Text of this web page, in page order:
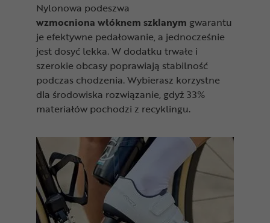
Nylonowa podeszwa
wzmocniona włóknem szklanym gwarantu
je efektywne pedałowanie, a jednocześnie
jest dosyć lekka. W dodatku trwałe i
szerokie obcasy poprawiają stabilność
podczas chodzenia. Wybierasz korzystne
dla środowiska rozwiązanie, gdyż 33%
materiałów pochodzi z recyklingu.